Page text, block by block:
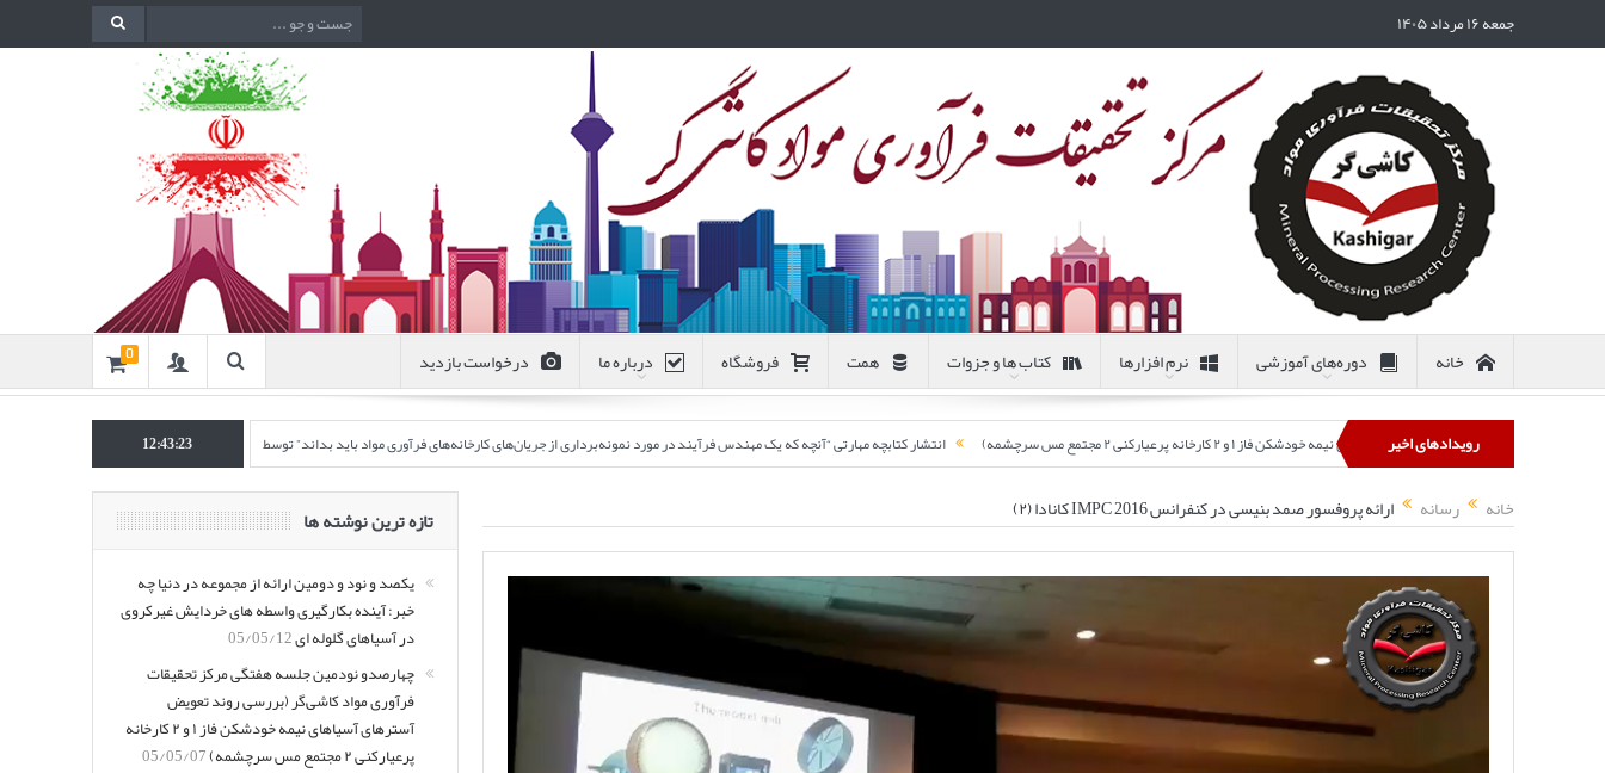
جمعه ۱۶ مرداد ۱۴۰۵
خانه دوره‌های آموزشی نرم افزارها کتاب ها و جزوات همت فروشگاه درباره ما درخواست بازدید 0
رویدادهای اخیر
نیمه خودشکن فاز ۱ و ۲ کارخانه پرعیارکنی ۲ مجتمع مس سرچشمه) انتشار کتابچه مهارتی “آنچه که یک مهندس فرآیند در مورد نمونه‌برداری از جریان‌های کارخانه‌های فرآوری مواد باید بداند” توسط مرکز تحقیقات فرآوری مواد کاشی‌گر
12:43:23
خانه رسانه ارائه پروفسور صمد بنیسی در کنفرانس IMPC 2016 کانادا (۲) تازه ترین نوشته ها
یکصد و نود و دومین ارائه از مجموعه در دنیا چه
خبر: آینده بکارگیری واسطه های خردایش غیرکروی
در آسیاهای گلوله ای05/05/12
چهارصدو نودمین جلسه هفتگی مرکز تحقیقات
فرآوری مواد کاشی‌گر (بررسی روند تعویض
آسترهای آسیاهای نیمه خودشکن فاز ۱ و ۲ کارخانه
پرعیارکنی ۲ مجتمع مس سرچشمه)
05/05/07